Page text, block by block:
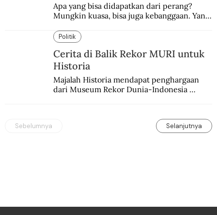
Apa yang bisa didapatkan dari perang?
Mungkin kuasa, bisa juga kebanggaan. Yang
Politik
Cerita di Balik Rekor MURI untuk
Historia
Majalah Historia mendapat penghargaan
dari Museum Rekor Dunia-Indonesia
Sebelumnya Selanjutnya